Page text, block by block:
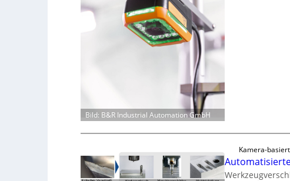
s
Bild: B&R Industrial Automation GmbH
r
u
Kamera-